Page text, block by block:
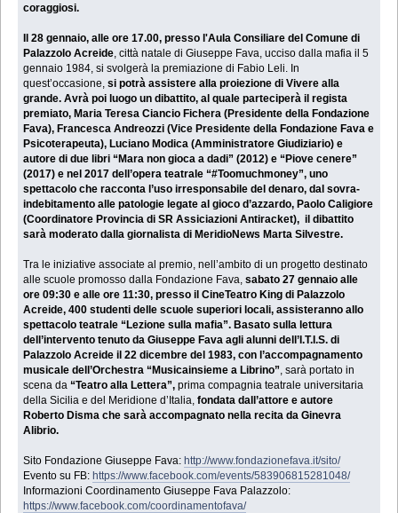
coraggiosi.
Il 28 gennaio, alle ore 17.00, presso l'Aula Consiliare del Comune di
Palazzolo Acreide , città natale di Giuseppe Fava, ucciso dalla mafia il 5
gennaio 1984, si svolgerà la premiazione di Fabio Leli. In
quest’occasione,si potrà assistere alla proiezione di Vivere alla
grande. Avrà poi luogo un dibattito, al quale parteciperà il regista
premiato, Maria Teresa Ciancio Fichera (Presidente della Fondazione
Fava), Francesca Andreozzi (Vice Presidente della Fondazione Fava e
Psicoterapeuta), Luciano Modica (Amministratore Giudiziario) e
autore di due libri “Mara non gioca a dadi” (2012) e “Piove cenere”
(2017) e nel 2017 dell’opera teatrale “#Toomuchmoney”, uno
spettacolo che racconta l’uso irresponsabile del denaro, dal sovra-
indebitamento alle patologie legate al gioco d’azzardo, Paolo Caligiore
(Coordinatore Provincia di SR Assiciazioni Antiracket), il dibattito
sarà moderato dalla giornalista di MeridioNews Marta Silvestre.
Tra le iniziative associate al premio, nell’ambito di un progetto destinato
alle scuole promosso dalla Fondazione Fava, sabato 27 gennaio alle
ore 09:30 e alle ore 11:30, presso il CineTeatro King di Palazzolo
Acreide, 400 studenti delle scuole superiori locali, assisteranno allo
spettacolo teatrale “Lezione sulla mafia”. Basato sulla lettura
dell’intervento tenuto da Giuseppe Fava agli alunni dell’I.T.I.S. di
Palazzolo Acreide il 22 dicembre del 1983, con l’accompagnamento
musicale dell’Orchestra “Musicainsieme a Librino” , sarà portato in
scena da“Teatro alla Lettera”, prima compagnia teatrale universitaria
della Sicilia e del Meridione d’Italia,fondata dall’attore e autore
Roberto Disma che sarà accompagnato nella recita da Ginevra
Alibrio.
Sito Fondazione Giuseppe Fava:http://www.fondazionefava.it/sito/
Evento su FB:https://www.facebook.com/events/583906815281048/
Informazioni Coordinamento Giuseppe Fava Palazzolo:
https://www.facebook.com/coordinamentofava/